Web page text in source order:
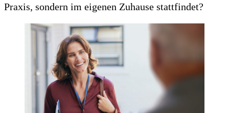
Praxis, sondern im eigenen Zuhause stattfindet?